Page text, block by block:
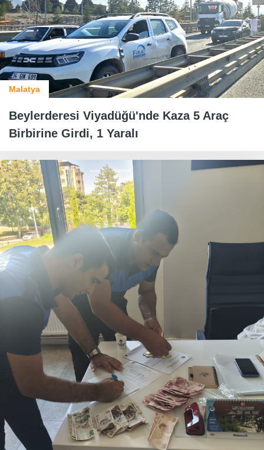
Malatya
Beylerderesi Viyadüğü'nde Kaza 5 Araç
Birbirine Girdi, 1 Yaralı